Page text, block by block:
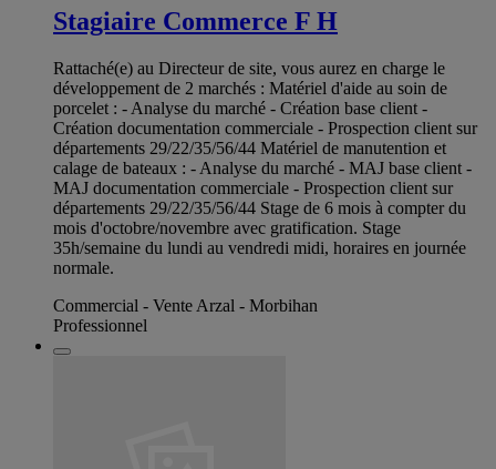
Stagiaire Commerce F H
Rattaché(e) au Directeur de site, vous aurez en charge le
développement de 2 marchés : Matériel d'aide au soin de
porcelet : - Analyse du marché - Création base client -
Création documentation commerciale - Prospection client sur
départements 29/22/35/56/44 Matériel de manutention et
calage de bateaux : - Analyse du marché - MAJ base client -
MAJ documentation commerciale - Prospection client sur
départements 29/22/35/56/44 Stage de 6 mois à compter du
mois d'octobre/novembre avec gratification. Stage
35h/semaine du lundi au vendredi midi, horaires en journée
normale.
Commercial - Vente Arzal - Morbihan
Professionnel